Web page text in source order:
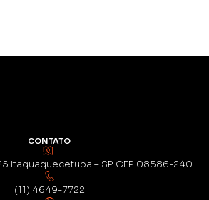
CONTATO
Itaquaquecetuba – SP CEP 08586-240
(11) 4649-7722